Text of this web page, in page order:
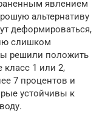
явлением
альтернативу
деформироваться,
слишком
решили положить
класс 1 или 2,
7 процентов и
устойчивы к